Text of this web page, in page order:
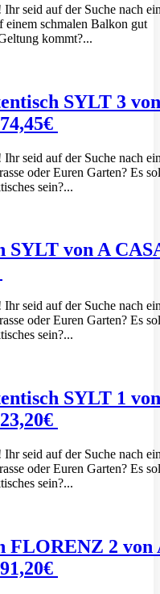
seid auf der Suche nach
einem schmalen Balkon gut
kommt?...
SYLT 3
seid auf der Suche nach
oder Euren Garten? Es
sein?...
SYLT von A
seid auf der Suche nach
oder Euren Garten? Es
sein?...
SYLT 1
seid auf der Suche nach
oder Euren Garten? Es
sein?...
FLORENZ 2 von